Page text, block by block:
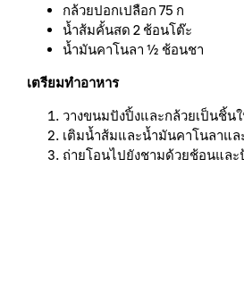
กล้วยปอกเปลือก 75 ก
น้ำส้มคั้นสด 2 ช้อนโต๊ะ
น้ำมันคาโนลา ½ ช้อนชา
เตรียมทำอาหาร
วางขนมปังปิ้งและกล้วยเป็นชิ้น
เติมน้ำส้มและน้ำมันคาโนลาแล
ถ่ายโอนไปยังชามด้วยช้อนแล